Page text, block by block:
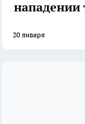
нападении
20 января